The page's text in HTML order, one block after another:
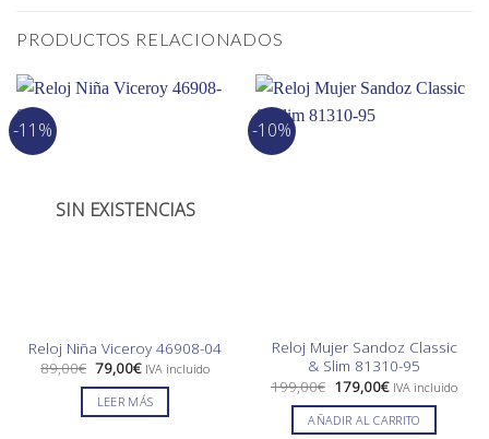
PRODUCTOS RELACIONADOS
-11%
SIN EXISTENCIAS
Reloj Niña Viceroy 46908-04
89,00€ El
precio
original
era:
89,00€.
79,00€El
actual
es:
79,00€.
IVA incluido
LEER MÁS
-10%
Reloj Mujer Sandoz Classic
& Slim 81310-95
199,00€ El
precio
original
era:
179,00€El
precio
actual
es:
IVA incluido
AÑADIR AL CARRITO